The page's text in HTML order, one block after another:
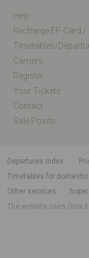
Help
Timetables/
Carriers
Register
Your Tickets
Contact
Sale Points
departures index
Timetables for
Other services
The website uses